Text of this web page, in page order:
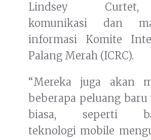
Lindsey Curtet,
komunikasi dan
informasi Komite
Palang Merah (ICRC).
“Mereka juga akan
beberapa peluang
biasa, seperti
teknologi mobile